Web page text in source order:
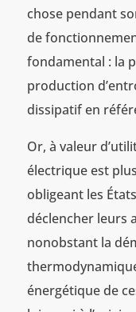
chose pendant
de
fondamental : la
production
dissipatif en
Or, à valeur
électrique est
obligeant les
déclencher leurs
nonobstant la
énergétique de